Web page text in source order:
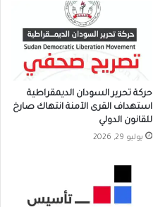
حركة تحرير السودان الديمقراطية
استهداف القرى الآمنة انتهاك صارخ
للقانون الدولي
يوليو 29, 2026